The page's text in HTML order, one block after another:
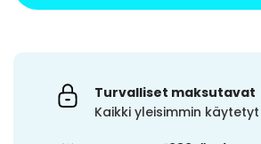
Turvalliset maksutavat
Kaikki yleisimmin